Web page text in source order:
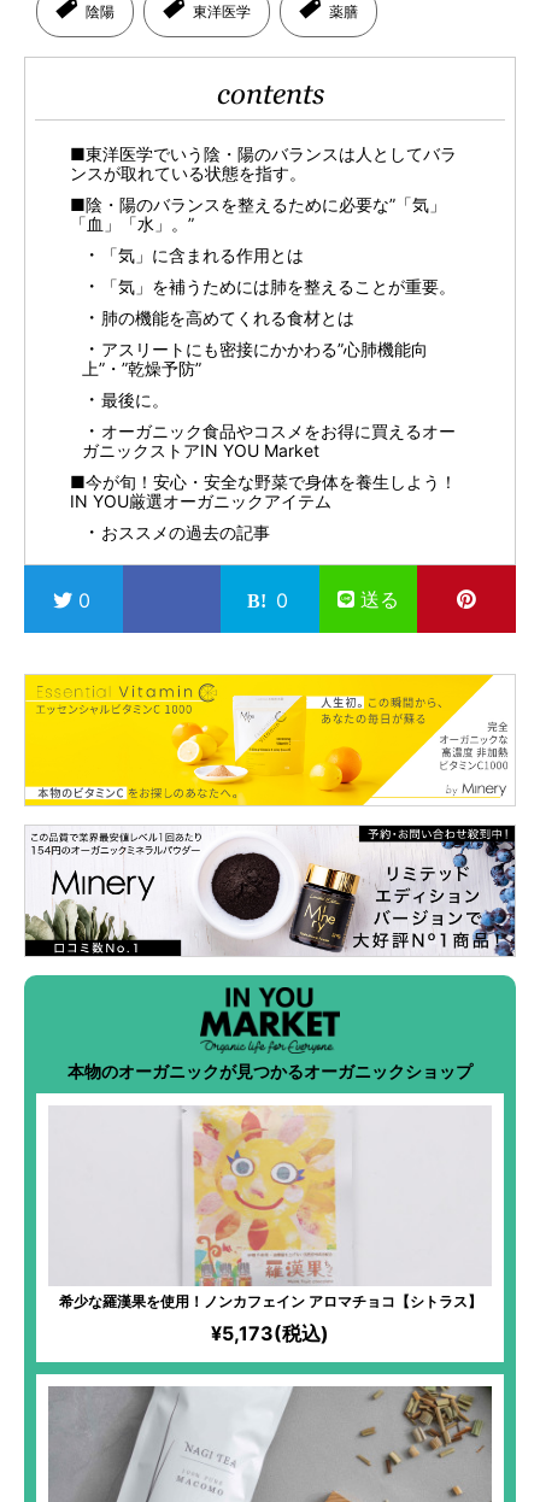
陰陽 東洋医学 薬膳
contents
■東洋医学でいう陰・陽のバランスは人としてバラ
ンスが取れている状態を指す。
■陰・陽のバランスを整えるために必要な”「気」
「血」「水」。”
「気」に含まれる作用とは
「気」を補うためには肺を整えることが重要。
肺の機能を高めてくれる食材とは
アスリートにも密接にかかわる”心肺機能向
上”・”乾燥予防”
最後に。
オーガニック食品やコスメをお得に買えるオー
ガニックストアIN YOU Market
■今が旬！安心・安全な野菜で身体を養生しよう！
IN YOU厳選オーガニックアイテム
おススメの過去の記事
0 0 送る
本物のオーガニックが見つかるオーガニックショップ
希少な羅漢果を使用！ノンカフェイン アロマチョコ【シトラス】
¥5,173(税込)